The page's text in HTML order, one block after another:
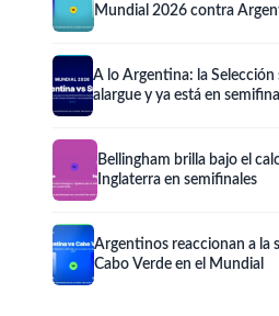
Mundial 2026 contra
A lo Argentina: la Selección
alargue y ya está en
Bellingham brilla bajo el
Inglaterra en semifinales
Argentinos reaccionan a la
Cabo Verde en el Mundial